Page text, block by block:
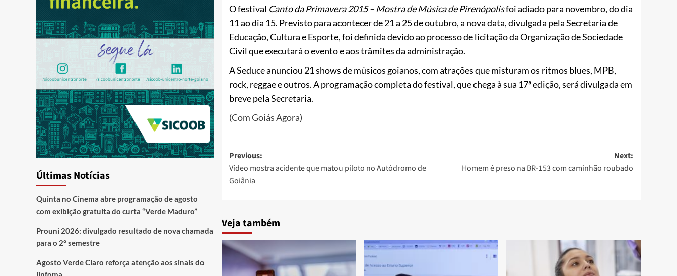
O festival Canto da Primavera 2015 – Mostra de Música de Pirenópolisfoi adiado para novembro, do dia
11 ao dia 15. Previsto para acontecer de 21 a 25 de outubro, a nova data, divulgada pela Secretaria de
Educação, Cultura e Esporte, foi definida devido ao processo de licitação da Organização de Sociedade
Civil que executará o evento e aos trâmites da administração.
A Seduce anunciou 21 shows de músicos goianos, com atrações que misturam os ritmos blues, MPB,
rock, reggae e outros. A programação completa do festival, que chega à sua 17ª edição, será divulgada em
breve pela Secretaria.
(Com Goiás Agora)
Post
navigation
Previous:
Vídeo mostra acidente que matou piloto no Autódromo de
Goiânia
Next:
Homem é preso na BR-153 com caminhão roubado
Veja também
Últimas Notícias
Quinta no Cinema abre programação de agosto
com exibição gratuita do curta “Verde Maduro”
Prouni 2026: divulgado resultado de nova chamada
para o 2º semestre
Agosto Verde Claro reforça atenção aos sinais do